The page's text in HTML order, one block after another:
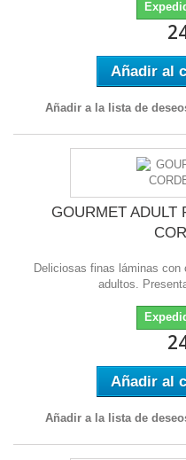
Añadir al
Añadir a la lista de
GOURMET ADULT
Deliciosas finas láminas con
adultos.
Añadir al
Añadir a la lista de